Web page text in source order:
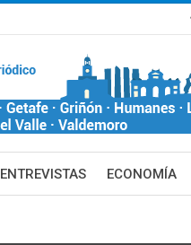
ENTREVISTAS ECONOMÍA